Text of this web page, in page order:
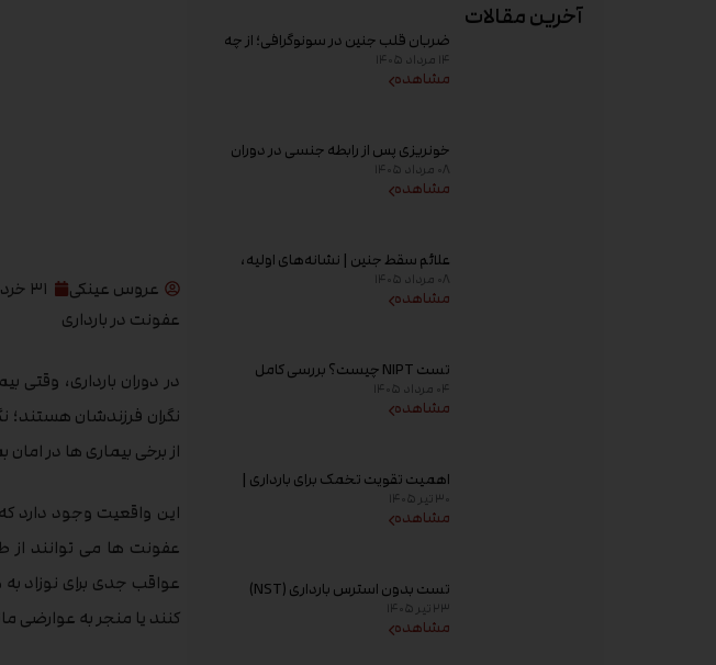
آخرین مقالات
ضربان قلب جنین در سونوگرافی؛ از چه
هفته‌ای دیده می‌شود؟
۱۴ مرداد ۱۴۰۵
مشاهده
خونریزی پس از رابطه جنسی در دوران
بارداری؛ علت و زمان مراجعه به پزشک
۰۸ مرداد ۱۴۰۵
مشاهده
علائم سقط جنین | نشانه‌های اولیه،
علت خونریزی، عوامل خطر و زمان
مراجعه به پزشک
۰۸ مرداد ۱۴۰۵
مشاهده
تست NIPT چیست؟ بررسی کامل
غربالگری غیر تهاجمی پیش از تولد،
زمان انجام و تفسیر جواب
۰۴ مرداد ۱۴۰۵
مشاهده
اهمیت تقویت تخمک برای بارداری |
راهکارهای افزایش کیفیت تخمک و
شانس باروری
۳۰ تیر ۱۴۰۵
مشاهده
تست بدون استرس بارداری (NST)
چیست؟ زمان انجام و تفسیر نتیجه
۲۳ تیر ۱۴۰۵
مشاهده
عروس عینکی
۳۱ خرداد ۱۳۹۹
عفونت در بارداری
در دوران بارداری، وقتی
نگران فرزندشان هستند؛
از برخی بیماری ها در امان
این واقعیت وجود دارد
عفونت ها می توانند از
عواقب جدی برای نوزاد به
کنند یا منجر به عوارضی